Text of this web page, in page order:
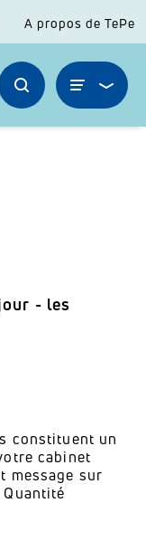
A propos de TePe
- les
constituent un
cabinet
message sur